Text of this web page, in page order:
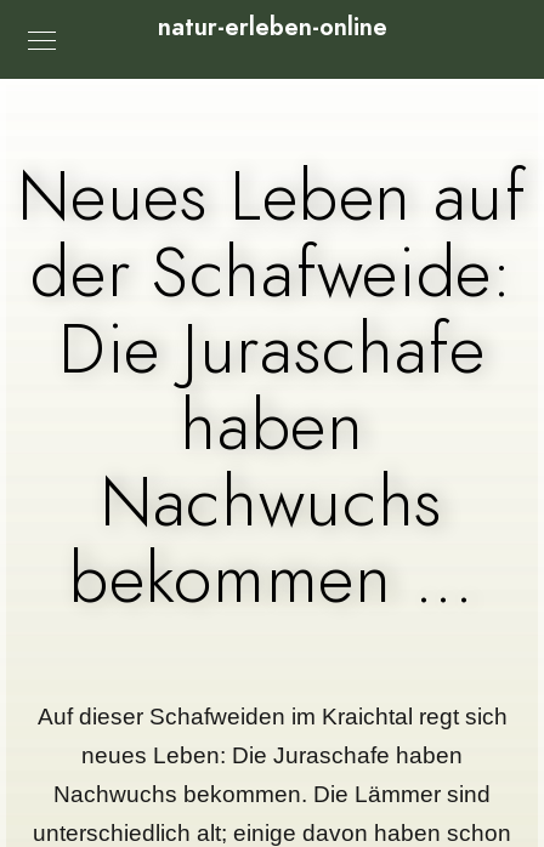
natur-erleben-online
Neues Leben auf
der Schafweide:
Die Juraschafe
haben
Nachwuchs
bekommen ...
Auf dieser Schafweiden im Kraichtal regt sich
neues Leben: Die Juraschafe haben
Nachwuchs bekommen. Die Lämmer sind
unterschiedlich alt; einige davon haben schon